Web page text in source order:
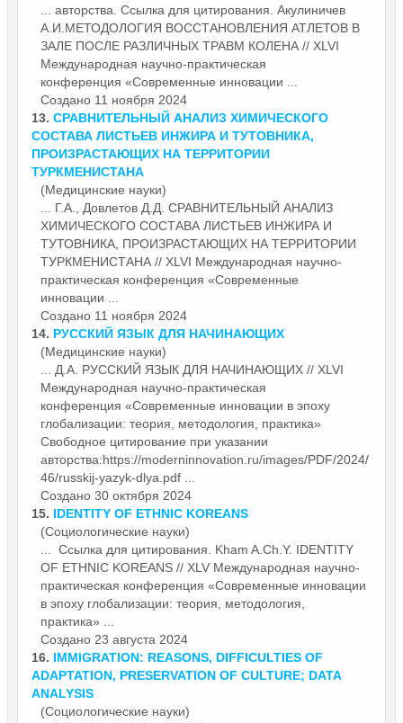
... авторства. Ссылка для цитирования. Акулиничев
А.И.МЕТОДОЛОГИЯ ВОССТАНОВЛЕНИЯ АТЛЕТОВ В
ЗАЛЕ ПОСЛЕ РАЗЛИЧНЫХ ТРАВМ КОЛЕНА // XLVI
Международная научно-практическая
конференция «Современные инновации
Создано 11 ноября 2024
13. СРАВНИТЕЛЬНЫЙ АНАЛИЗ ХИМИЧЕСКОГО
СОСТАВА ЛИСТЬЕВ ИНЖИРА И ТУТОВНИКА,
ПРОИЗРАСТАЮЩИХ НА ТЕРРИТОРИИ
ТУРКМЕНИСТАНА
(Медицинские науки)
... Г.А., Довлетов Д.Д. СРАВНИТЕЛЬНЫЙ АНАЛИЗ
ХИМИЧЕСКОГО СОСТАВА ЛИСТЬЕВ ИНЖИРА И
ТУТОВНИКА, ПРОИЗРАСТАЮЩИХ НА ТЕРРИТОРИИ
ТУРКМЕНИСТАНА // XLVI Международная научно-
практическая конференция «Современные
инновации
Создано 11 ноября 2024
14. РУССКИЙ ЯЗЫК ДЛЯ НАЧИНАЮЩИХ
(Медицинские науки)
... Д.А. РУССКИЙ ЯЗЫК ДЛЯ НАЧИНАЮЩИХ // XLVI
Международная научно-практическая
конференция «Современные инновации в эпоху
глобализации: теория, методология, практика»
Свободное цитирование при указании
авторства:https://moderninnovation.ru/images/PDF/2024/
46/russkij-yazyk-dlya.pdf ...
Создано 30 октября 2024
15. IDENTITY OF ETHNIC KOREANS
(Социологические науки)
... Ссылка для цитирования. Kham A.Ch.Y. IDENTITY
OF ETHNIC KOREANS // XLV Международная научно-
практическая конференция «Современные инновации
в эпоху глобализации: теория, методология,
практика» ...
Создано 23 августа 2024
16. IMMIGRATION: REASONS, DIFFICULTIES OF
ADAPTATION, PRESERVATION OF CULTURE; DATA
ANALYSIS
(Социологические науки)